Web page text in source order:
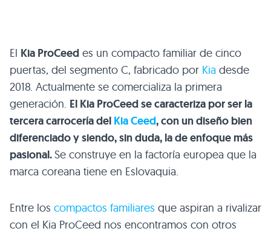
El Kia ProCeed es un compacto familiar de cinco
puertas, del segmento C, fabricado por Kia desde
2018. Actualmente se comercializa la primera
generación. El Kia ProCeed se caracteriza por ser la
tercera carrocería del Kia Ceed, con un diseño bien
diferenciado y siendo, sin duda, la de enfoque más
pasional.Se construye en la factoría europea que la
marca coreana tiene en Eslovaquia.
Entre los compactos familiares que aspiran a rivalizar
con el Kia ProCeed nos encontramos con otros